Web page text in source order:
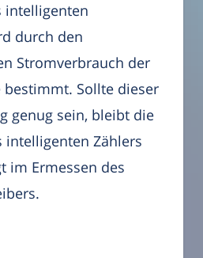
intelligenten
durch den
Stromverbrauch der
bestimmt. Sollte dieser
genug sein, bleibt die
intelligenten Zählers
im Ermessen des